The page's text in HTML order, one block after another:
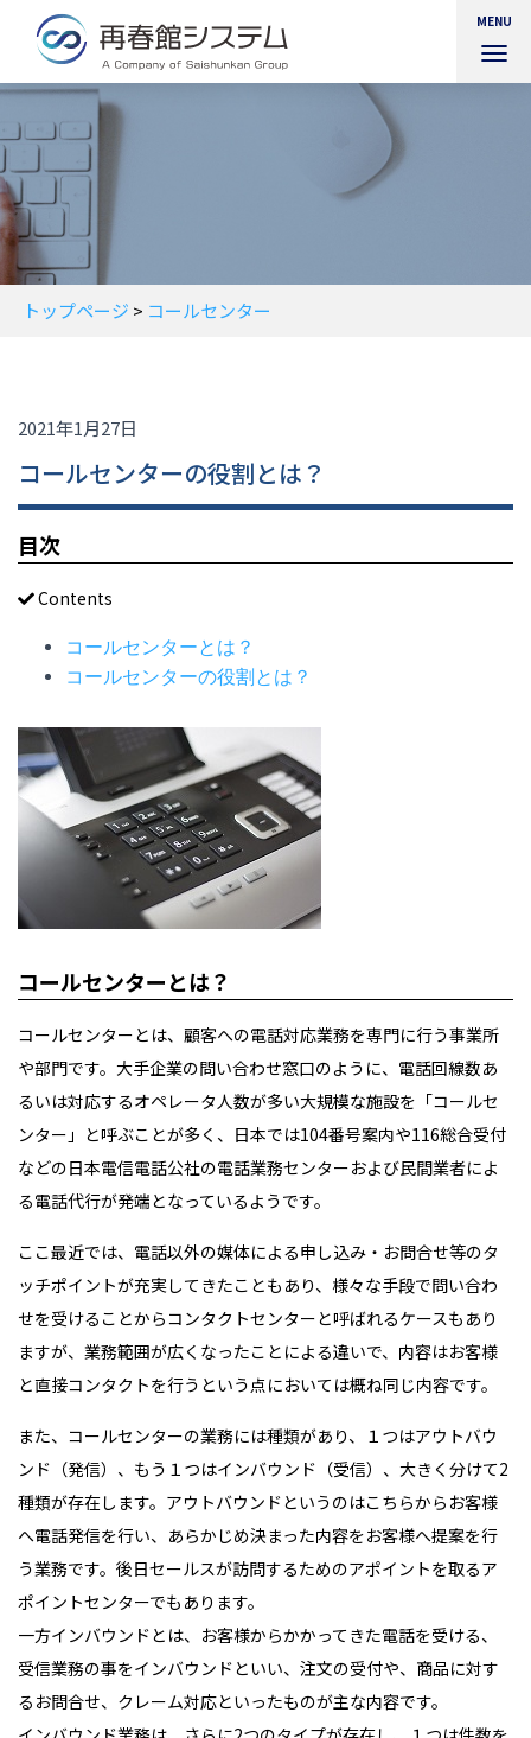
MENU
トップページ > コールセンター
2021年1月27日
コールセンターの役割とは？
目次
Contents
コールセンターとは？
コールセンターの役割とは？
コールセンターとは？
コールセンターとは、顧客への電話対応業務を専門に行う事業所
や部門です。大手企業の問い合わせ窓口のように、電話回線数あ
るいは対応するオペレータ人数が多い大規模な施設を「コールセ
ンター」と呼ぶことが多く、日本では104番号案内や116総合受付
などの日本電信電話公社の電話業務センターおよび民間業者によ
る電話代行が発端となっているようです。
ここ最近では、電話以外の媒体による申し込み・お問合せ等のタ
ッチポイントが充実してきたこともあり、様々な手段で問い合わ
せを受けることからコンタクトセンターと呼ばれるケースもあり
ますが、業務範囲が広くなったことによる違いで、内容はお客様
と直接コンタクトを行うという点においては概ね同じ内容です。
また、コールセンターの業務には種類があり、１つはアウトバウ
ンド（発信）、もう１つはインバウンド（受信）、大きく分けて2
種類が存在します。アウトバウンドというのはこちらからお客様
へ電話発信を行い、あらかじめ決まった内容をお客様へ提案を行
う業務です。後日セールスが訪問するためのアポイントを取るア
ポイントセンターでもあります。
一方インバウンドとは、お客様からかかってきた電話を受ける、
受信業務の事をインバウンドといい、注文の受付や、商品に対す
るお問合せ、クレーム対応といったものが主な内容です。